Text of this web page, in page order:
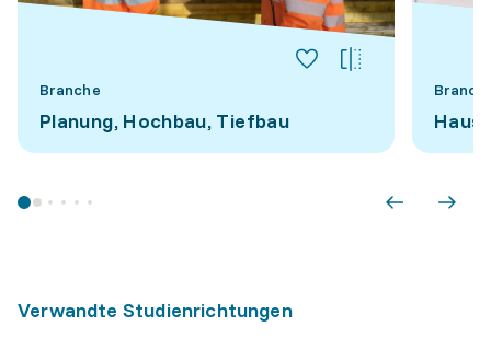
Branche
Planung, Hochbau, Tiefbau
Verwandte Studienrichtungen